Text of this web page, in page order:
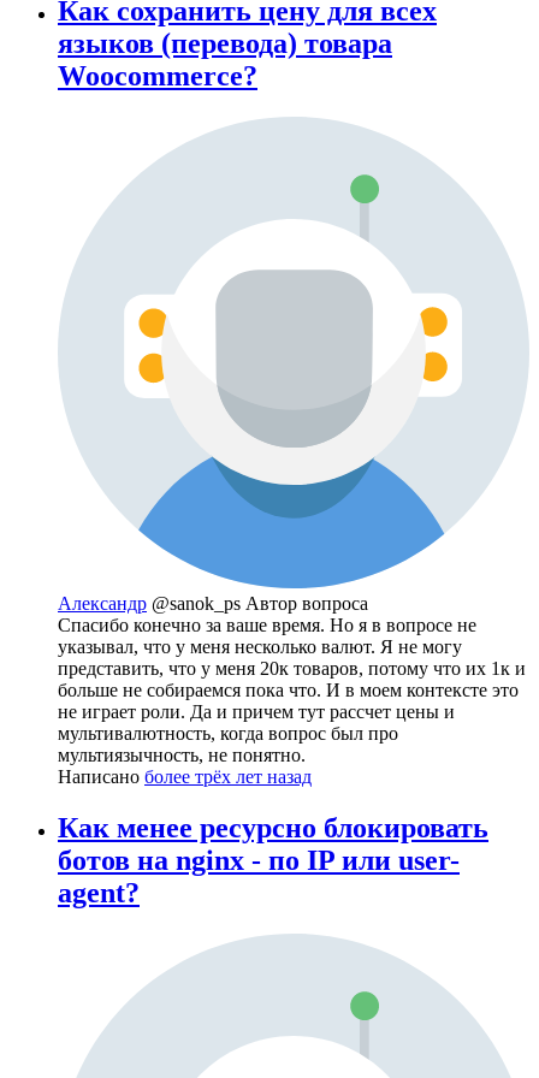
Как сохранить цену для всех
языков (перевода) товара
Woocommerce?
Александр @sanok_ps Автор вопроса
Спасибо конечно за ваше время. Но я в вопросе не
указывал, что у меня несколько валют. Я не могу
представить, что у меня 20к товаров, потому что их 1к и
больше не собираемся пока что. И в моем контексте это
не играет роли. Да и причем тут рассчет цены и
мультивалютность, когда вопрос был про
мультиязычность, не понятно.
Написано более трёх лет назад
Как менее ресурсно блокировать
ботов на nginx - по IP или user-
agent?